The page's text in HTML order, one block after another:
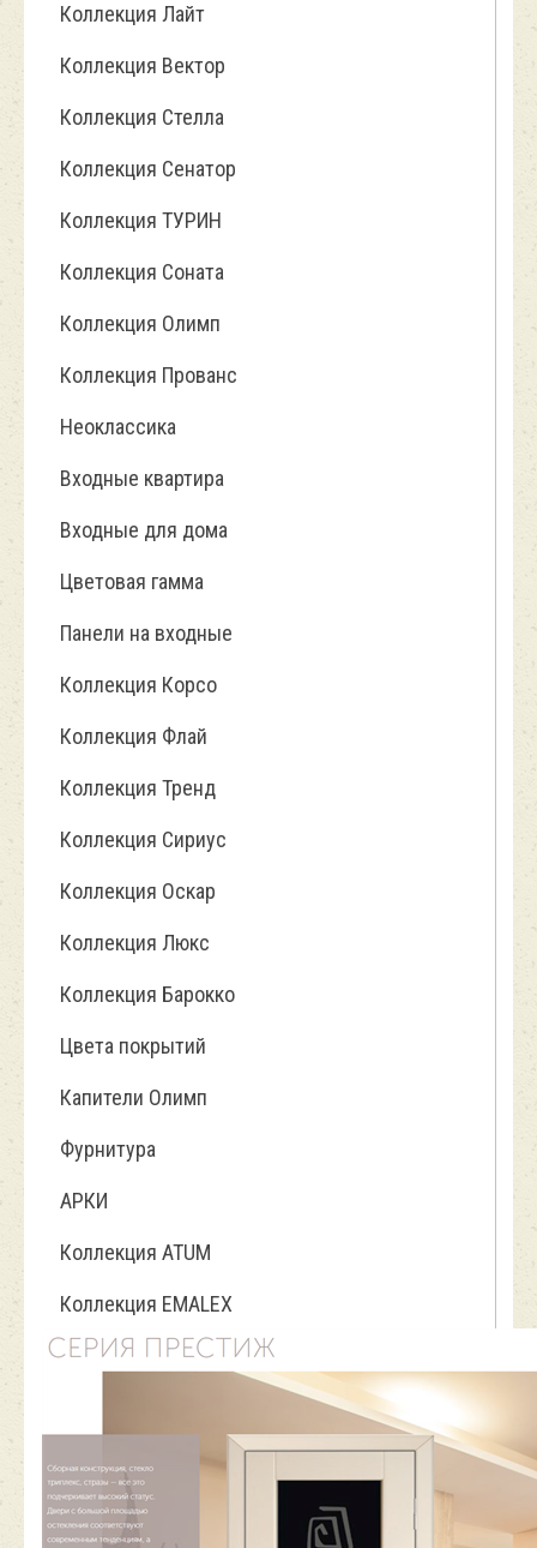
Коллекция Лайт
Коллекция Вектор
Коллекция Стелла
Коллекция Сенатор
Коллекция ТУРИН
Коллекция Соната
Коллекция Олимп
Коллекция Прованс
Неоклассика
Входные квартира
Входные для дома
Цветовая гамма
Панели на входные
Коллекция Корсо
Коллекция Флай
Коллекция Тренд
Коллекция Сириус
Коллекция Оскар
Коллекция Люкс
Коллекция Барокко
Цвета покрытий
Капители Олимп
Фурнитура
АРКИ
Коллекция ATUM
Коллекция EMALEX